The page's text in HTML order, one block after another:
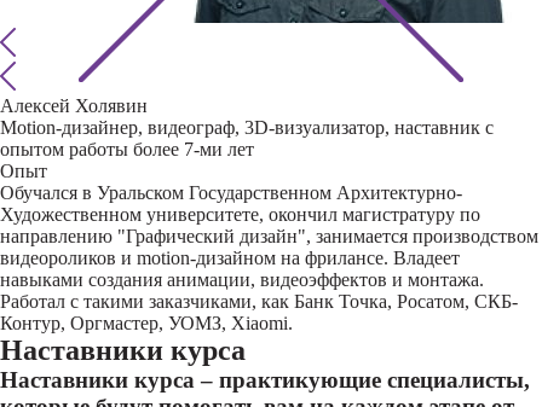
Алексей Холявин
Motion-дизайнер, видеограф, 3D-визуализатор, наставник с
опытом работы более 7-ми лет
Опыт
Обучался в Уральском Государственном Архитектурно-
Художественном университете, окончил магистратуру по
направлению "Графический дизайн", занимается производством
видеороликов и motion-дизайном на фрилансе. Владеет
навыками создания анимации, видеоэффектов и монтажа.
Работал с такими заказчиками, как Банк Точка, Росатом, СКБ-
Контур, Оргмастер, УОМЗ, Xiaomi.
Наставники курса
Наставники курса – практикующие специалисты,